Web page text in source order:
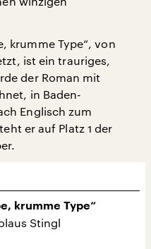
krumme Type“, von
ist ein trauriges,
der Roman mit
in Baden-
Englisch zum
er auf Platz 1 der
krumme Type“
Stingl